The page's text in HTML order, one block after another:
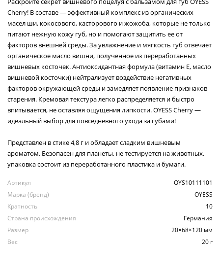
Cherry! В составе — эффективный комплекс из органических
масел ши, кокосового, касторового и жожоба, которые не только
питают нежную кожу губ, но и помогают защитить ее от
факторов внешней среды. За увлажнение и мягкость губ отвечает
органическое масло вишни, полученное из переработанных
вишневых косточек. Антиоксидантная формула (витамин E, масло
вишневой косточки) нейтрализует воздействие негативных
факторов окружающей среды и замедляет появление признаков
старения. Кремовая текстура легко распределяется и быстро
впитывается, не оставляя ощущения липкости. OYESS Cherry —
идеальный выбор для повседневного ухода за губами!
Представлен в стике 4,8 г и обладает сладким вишневым
ароматом. Безопасен для планеты, не тестируется на животных,
упаковка состоит из переработанного пластика и бумаги.
Артикул
OYS10111101
Марка (бренд)
OYESS
Кратность
10
Страна происхождения
Германия
Размер
20×68×120 мм
Вес
20 г